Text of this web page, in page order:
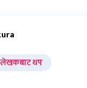
लेखकबाट थप